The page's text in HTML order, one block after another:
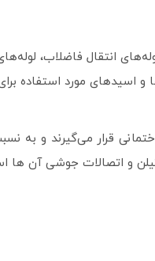
انتقال فاضلاب،
اسید‏های مورد استفاده
قرار می‏‌گیرند و به
و اتصالات جوشی آن ها